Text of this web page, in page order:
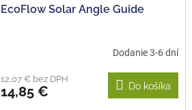
EcoFlow Solar Angle Guide
Dodanie 3-6 dní
12,07 € bez DPH
14,85 € Do košíka